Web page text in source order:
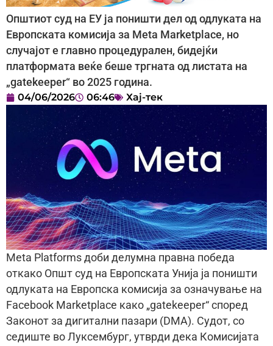
Општиот суд на ЕУ ја поништи дел од одлуката на
Европската комисија за Meta Marketplace, но
случајот е главно процедурален, бидејќи
платформата веќе беше тргната од листата на
„gatekeeper“ во 2025 година.
04/06/2026 06:46 Хај-тек
Meta Platforms доби делумна правна победа
откако Општ суд на Европската Унија ја поништи
одлуката на Европска комисија за означување на
Facebook Marketplace како „gatekeeper“ според
Законот за дигитални пазари (DMA). Судот, со
седиште во Луксембург, утврди дека Комисијата